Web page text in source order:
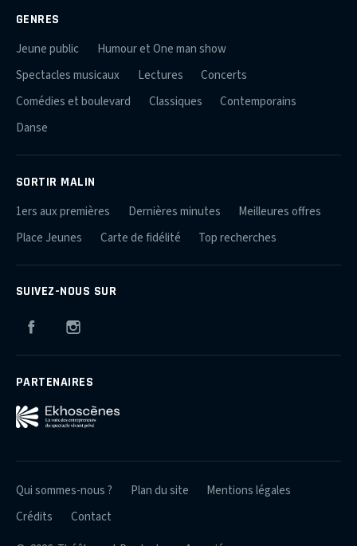
GENRES
Jeune public
Humour et One man show
Spectacles musicaux
Lectures
Concerts
Comédies et boulevard
Classiques
Contemporains
Danse
SORTIR MALIN
1ers aux premières Dernières minutes
Meilleures offres
Place Jeunes
Carte de fidélité Top recherches
SUIVEZ-NOUS SUR
Facebook
PARTENAIRES
Qui sommes-nous ? Plan du site
Mentions légales
Crédits
Contact